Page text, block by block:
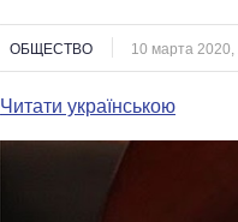
ОБЩЕСТВО 10 марта 2020,
Читати українською